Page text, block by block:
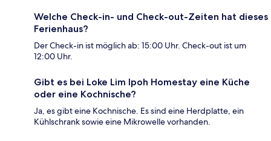
Welche Check-in- und Check-out-Zeiten hat dieses
Ferienhaus?
Der Check-in ist möglich ab: 15:00 Uhr. Check-out ist um
12:00 Uhr.
Gibt es bei Loke Lim Ipoh Homestay eine Küche
oder eine Kochnische?
Ja, es gibt eine Kochnische. Es sind eine Herdplatte, ein
Kühlschrank sowie eine Mikrowelle vorhanden.